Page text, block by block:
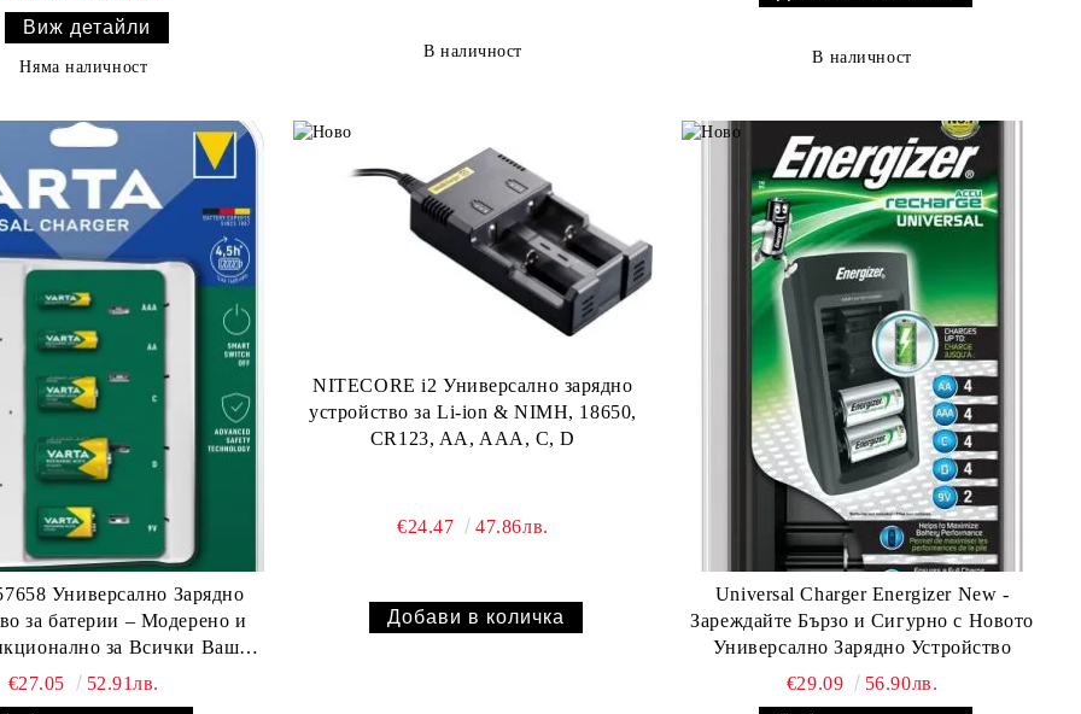
Виж детайли
Няма наличност
В наличност В наличност
Универсално Зарядно
за батерии – Модерено и
за Всички Ваши
- AA/AAA/9V/C/D
€27.05 52.91лв.
NITECORE i2 Универсално зарядно
устройство за Li-ion & NIMH, 18650,
CR123, AA, AAA, C, D
€24.47 47.86лв.
Universal Charger Energizer New -
Зареждайте Бързо и Сигурно с Новото
Универсално Зарядно Устройство
€29.09
56.90лв.